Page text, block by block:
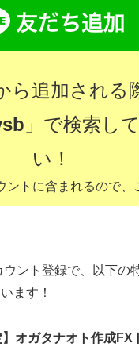
ら追加される
」で検索し
い！
ントに含まれるので、
ント登録で、以下の
ます！
】オガタナオト作成FX